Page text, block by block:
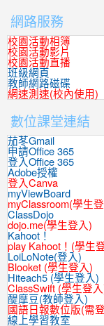
網路服務
校園活動相簿
校園活動影片
校園活動直播
班級網頁
教師網路磁碟
網速測速(校內使用)
數位課堂連結
茄苳Gmail
申請Office 365
登入Office 365
Adobe授權
登入Canva
myViewBoard
myClassroom(學生
ClassDojo
dojo.me(學生登入)
Kahoot！
play Kahoot！(學生
LoiLoNote(登入)
Blooket (學生登入)
Hiteach5 (學生登入)
ClassSwift (學生登
醍摩豆(教師登入)
國語日報數位版(需
線上學習教室